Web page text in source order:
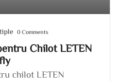
Chilot LETEN
0 Comments
chilot LETEN